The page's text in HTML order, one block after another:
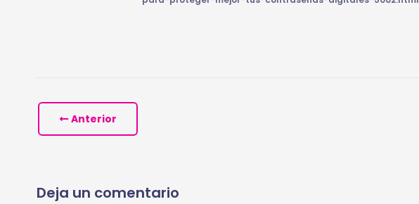
Anterior
Deja un comentario